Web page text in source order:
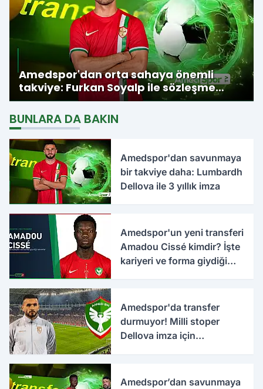
Amedspor'dan orta sahaya önemli
takviye: Furkan Soyalp ile sözleşme
imzalandı
BUNLARA DA BAKIN
Amedspor'dan savunmaya
bir takviye daha: Lumbardh
Dellova ile 3 yıllık imza
Amedspor'un yeni transferi
Amadou Cissé kimdir? İşte
kariyeri ve forma giydiği
Amedspor'da transfer
durmuyor! Milli stoper
Dellova imza için
Amedspor’dan savunmaya